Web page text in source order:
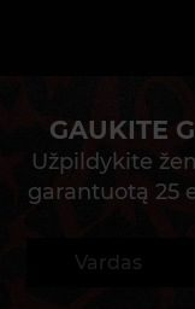
GAUKITE
Užpildykite
garantuotą 25